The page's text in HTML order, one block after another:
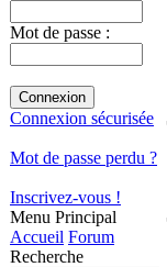
Mot de passe :
Connexion sécurisée
Mot de passe perdu ?
Inscrivez-vous !
Menu Principal
Accueil Forum
Recherche